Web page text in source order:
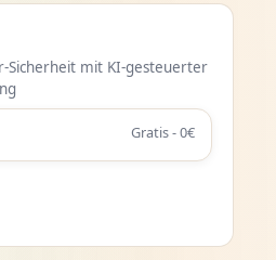
Sicherheit mit KI-gesteuerter
Gratis - 0€